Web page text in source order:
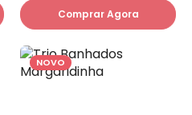
Comprar Agora
NOVO